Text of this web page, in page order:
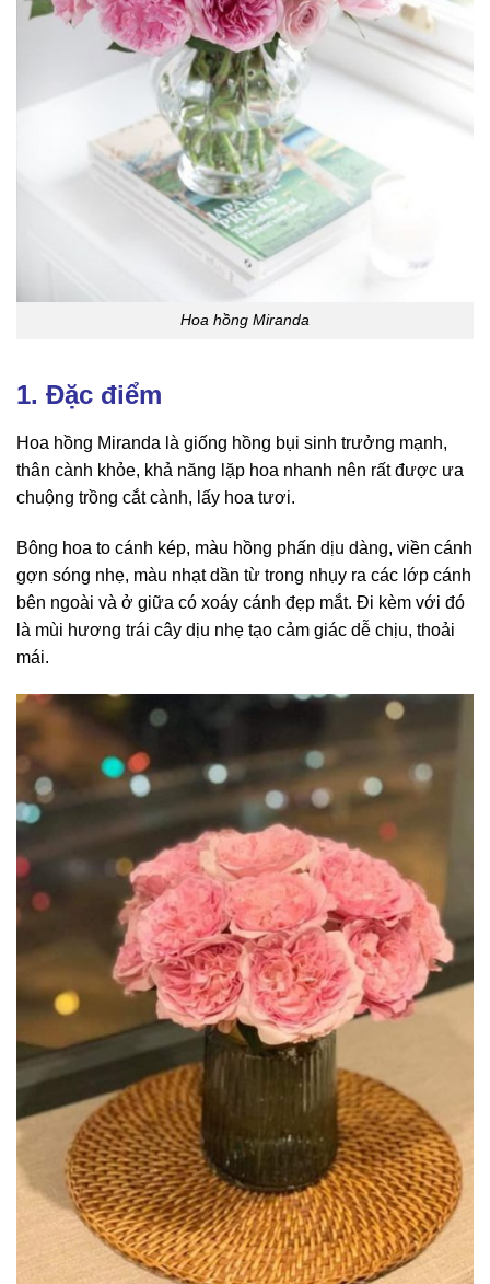
Hoa hồng Miranda
1. Đặc điểm
Hoa hồng Miranda là giống hồng bụi sinh trưởng mạnh,
thân cành khỏe, khả năng lặp hoa nhanh nên rất được ưa
chuộng trồng cắt cành, lấy hoa tươi.
Bông hoa to cánh kép, màu hồng phấn dịu dàng, viền cánh
gợn sóng nhẹ, màu nhạt dần từ trong nhụy ra các lớp cánh
bên ngoài và ở giữa có xoáy cánh đẹp mắt. Đi kèm với đó
là mùi hương trái cây dịu nhẹ tạo cảm giác dễ chịu, thoải
mái.